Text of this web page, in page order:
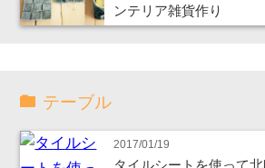
ンテリア雑貨作り
テーブル
2017/01/19
タイルシートを使って